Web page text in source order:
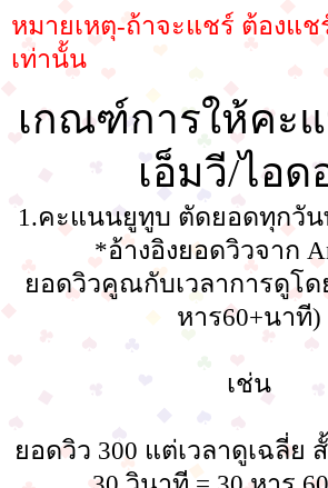
หมายเหตุ-ถ้าจะแชร์ ต้องแช
เท่านั้น
เกณฑ์การให้คะ
เอ็มวี/ไอด
1.คะแนนยูทูบ ตัดยอดทุกวั
*อ้างอิงยอดวิวจาก
ยอดวิวคูณกับเวลาการดูโด
หาร60+นาที)
เช่น
ยอดวิว 300 แต่เวลาดูเฉลี่ย